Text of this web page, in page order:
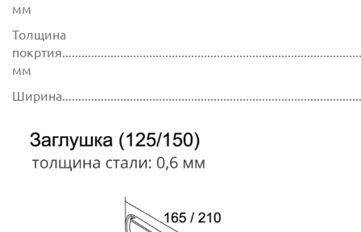
мм
Толщина
мм